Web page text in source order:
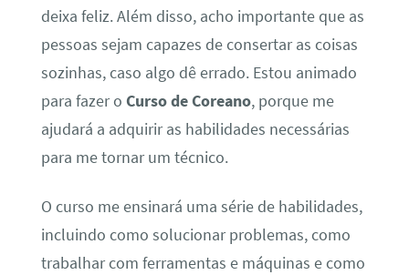
deixa feliz. Além disso, acho importante que as
pessoas sejam capazes de consertar as coisas
sozinhas, caso algo dê errado. Estou animado
para fazer o Curso de Coreano, porque me
ajudará a adquirir as habilidades necessárias
para me tornar um técnico.
O curso me ensinará uma série de habilidades,
incluindo como solucionar problemas, como
trabalhar com ferramentas e máquinas e como